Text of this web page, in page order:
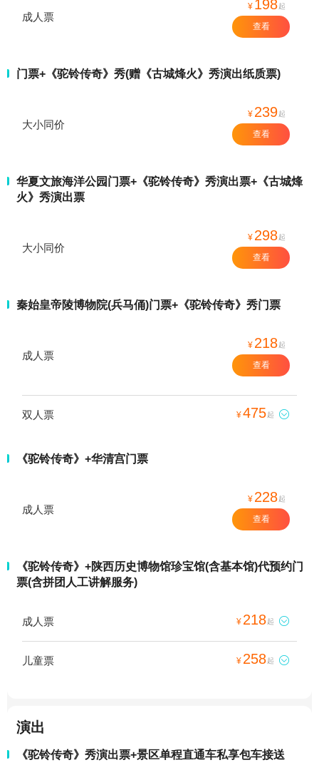
成人票
¥ 198起
查看
门票+《驼铃传奇》秀(赠《古城烽火》秀演出纸质票)
大小同价
¥ 239起
查看
华夏文旅海洋公园门票+《驼铃传奇》秀演出票+《古城烽
火》秀演出票
大小同价
¥ 298起
查看
秦始皇帝陵博物院(兵马俑)门票+《驼铃传奇》秀门票
成人票
¥ 218起
查看
双人票 ¥475起 
《驼铃传奇》+华清宫门票
成人票
¥ 228起
查看
《驼铃传奇》+陕西历史博物馆珍宝馆(含基本馆)代预约门
票(含拼团人工讲解服务)
成人票 ¥ 218起 
儿童票 ¥ 258起 
演出
《驼铃传奇》秀演出票+景区单程直通车私享包车接送